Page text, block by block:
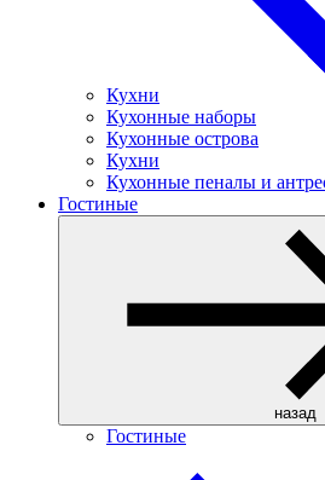
Кухни
Кухонные наборы
Кухонные острова
Кухни
Кухонные пеналы и
Гостиные
назад
Гостиные